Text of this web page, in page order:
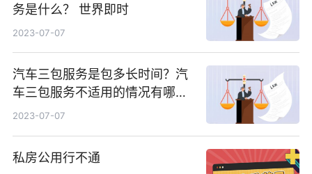
务是什么？ 世界即时
2023-07-07
汽车三包服务是包多长时间？汽
车三包服务不适用的情况有哪
些？
2023-07-07
私房公用行不通